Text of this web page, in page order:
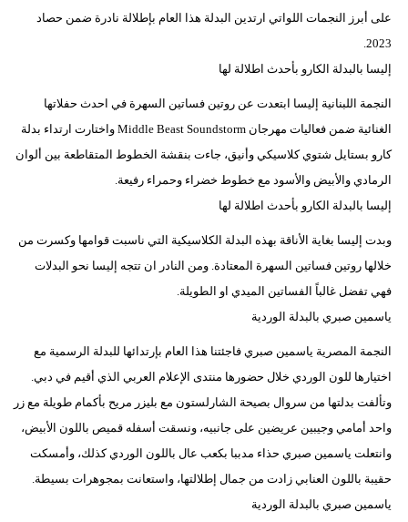
فيديوعلى أبرز النجمات اللواتي ارتدين البدلة هذا العام بإطلالة نادرة ضمن حصاد
2023.
إليسا بالبدلة الكارو بأحدث اطلالة لها
النجمة اللبنانية إليسا ابتعدت عن روتين فساتين السهرة في احدث حفلاتها
الغنائية ضمن فعاليات مهرجان Middle Beast Soundstorm واختارت ارتداء بدلة
كارو بستايل شتوي كلاسيكي وأنيق، جاءت بنقشة الخطوط المتقاطعة بين ألوان
الرمادي والأبيض والأسود مع خطوط خضراء وحمراء رفيعة.
إليسا بالبدلة الكارو بأحدث اطلالة لها
وبدت إليسا بغاية الأناقة بهذه البدلة الكلاسيكية التي ناسبت قوامها وكسرت من
خلالها روتين فساتين السهرة المعتادة. ومن النادر ان تتجه إليسا نحو البدلات
فهي تفضل غالباً الفساتين الميدي او الطويلة.
ياسمين صبري بالبدلة الوردية
النجمة المصرية ياسمين صبري فاجئتنا هذا العام بإرتدائها للبدلة الرسمية مع
اختيارها للون الوردي خلال حضورها منتدى الإعلام العربي الذي أقيم في دبي.
وتألفت بدلتها من سروال بصيحة الشارلستون مع بليزر مريح بأكمام طويلة مع زر
واحد أمامي وجيبين عريضين على جانبيه، ونسقت أسفله قميص باللون الأبيض،
وانتعلت ياسمين صبري حذاء مدببا بكعب عال باللون الوردي كذلك، وأمسكت
حقيبة باللون العنابي زادت من جمال إطلالتها، واستعانت بمجوهرات بسيطة.
ياسمين صبري بالبدلة الوردية